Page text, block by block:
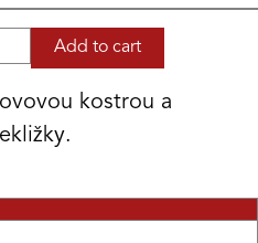
kostrou a
Add to cart